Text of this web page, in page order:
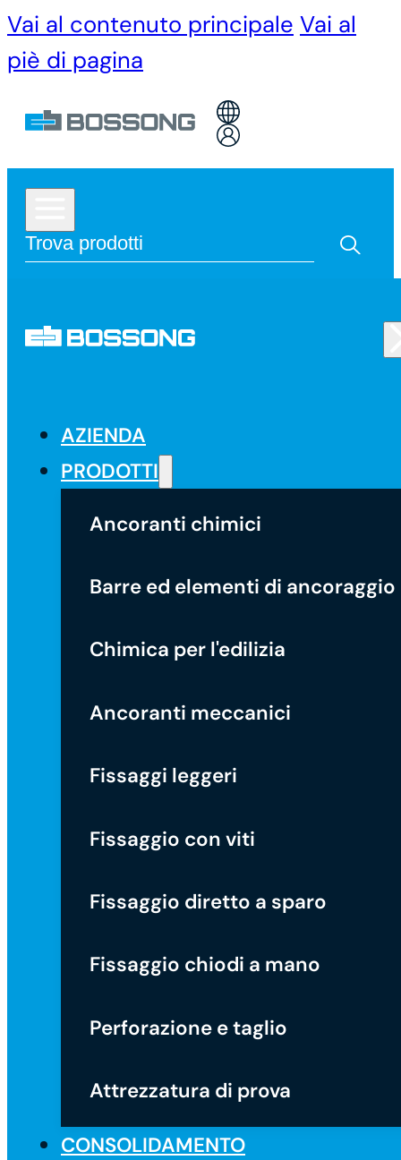
Vai al contenuto principale Vai al
piè di pagina
AZIENDA
PRODOTTI
Ancoranti chimici
Barre ed elementi di ancoraggio
Chimica per l'edilizia
Ancoranti meccanici
Fissaggi leggeri
Fissaggio con viti
Fissaggio diretto a sparo
Fissaggio chiodi a mano
Perforazione e taglio
Attrezzatura di prova
CONSOLIDAMENTO